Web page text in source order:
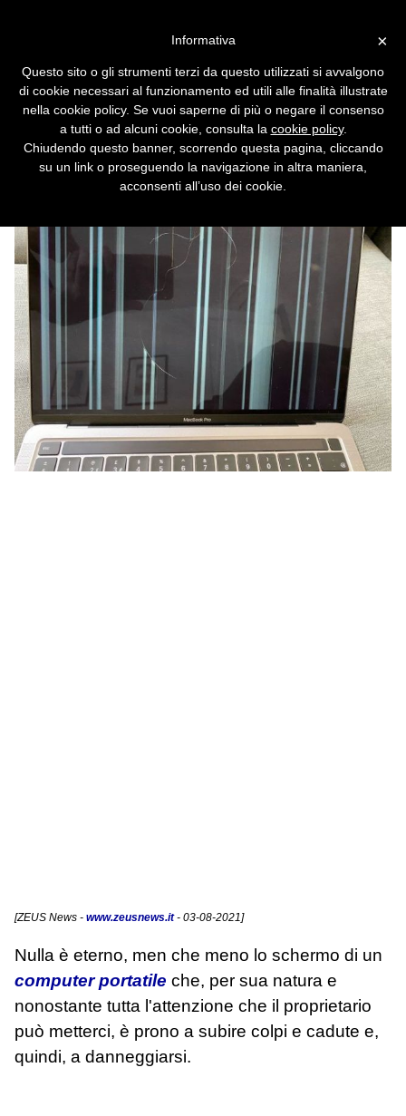
M1 che si crepano senza
motivo
Linee e vere e proprie crepe appaiono sullo
schermo, senza una causa evidente.
[ZEUS News - www.zeusnews.it- 03-08-2021]
Nulla è eterno, men che meno lo schermo di un
computer portatile che, per sua natura e
nonostante tutta l'attenzione che il proprietario
può metterci, è prono a subire colpi e cadute e,
quindi, a danneggiarsi.
×
Informativa
Questo sito o gli strumenti terzi da questo utilizzati si avvalgono
di cookie necessari al funzionamento ed utili alle finalità illustrate
nella cookie policy. Se vuoi saperne di più o negare il consenso
a tutti o ad alcuni cookie, consulta la cookie policy.
Chiudendo questo banner, scorrendo questa pagina, cliccando
su un link o proseguendo la navigazione in altra maniera,
acconsenti all’uso dei cookie.